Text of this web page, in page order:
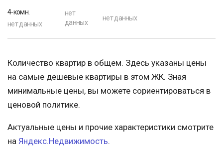
4-комн.
нет данных
нет
данных
нет данных
Количество квартир в общем. Здесь указаны цены
на самые дешевые квартиры в этом ЖК. Зная
минимальные цены, вы можете сориентироваться в
ценовой политике.
Актуальные цены и прочие характеристики смотрите
на Яндекс.Недвижимость.